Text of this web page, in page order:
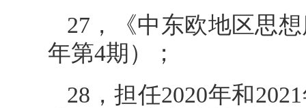
27，《中东欧地区思
年第4期）；
28，担任2020年和